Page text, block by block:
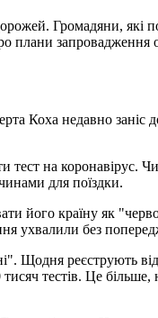
Громадяни, які
запровадження
Коха недавно заніс
тест на
для поїздки.
його країну як
ухвалили без
Щодня реєструють
тестів. Це більше,